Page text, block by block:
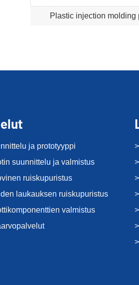
Plastic injection molding
ja prototyyppi
suunnittelu ja valmistus
ruiskupuristus
laukauksen ruiskupuristus
valmistus